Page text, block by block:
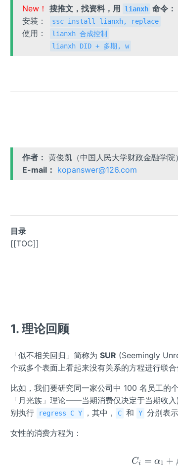
New！ 搜推文，找资料，用 lianxh 命令：
安装：
ssc install lianxh, replace
使用：
lianxh 合成控制
lianxh DID + 多期, w
作者： 黄俊凯（中国人民大学财政金融学院）
E-mail： kopanswer@126.com
目录
[[TOC]]
1. 理论回顾
「似不相关回归」简称为SUR (Seemingly
个或多个表面上看起来没有关系的方程进行联合
比如，我们要研究同一家公司中 100 名员工的
「月光族」理论——当期消费仅决定于当期收
别执行
regress C Y ，其中， C 和 Y 分别表
女性的消费方程为：
Ci = α1 +